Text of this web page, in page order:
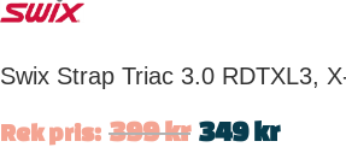
Swix Strap Triac 3.0 RDTXL3,
Rek pris: 399kr 349kr